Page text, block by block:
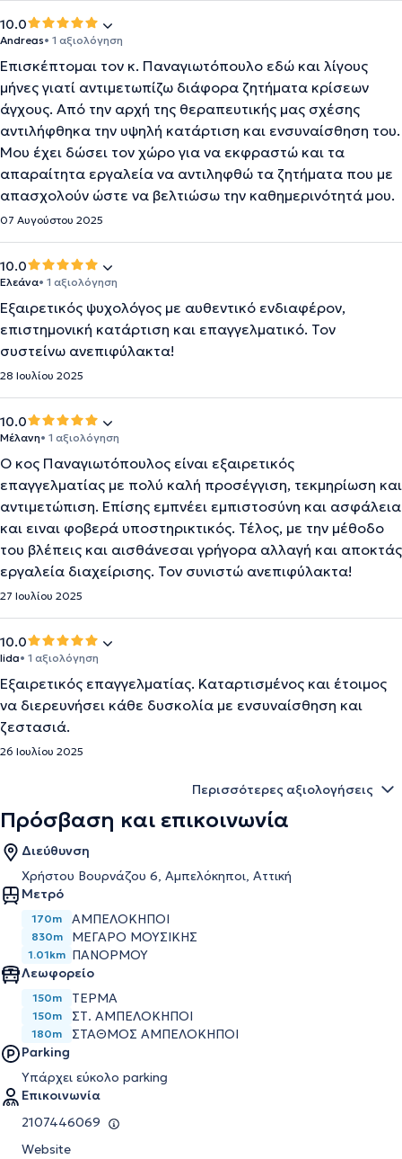
10.0
Andreas• 1 αξιολόγηση
Επισκέπτομαι τον κ. Παναγιωτόπουλο εδώ και λίγους
μήνες γιατί αντιμετωπίζω διάφορα ζητήματα κρίσεων
άγχους. Από την αρχή της θεραπευτικής μας σχέσης
αντιλήφθηκα την υψηλή κατάρτιση και ενσυναίσθηση του.
Μου έχει δώσει τον χώρο για να εκφραστώ και τα
απαραίτητα εργαλεία να αντιληφθώ τα ζητήματα που με
απασχολούν ώστε να βελτιώσω την καθημερινότητά μου.
07 Αυγούστου 2025
10.0
Ελεάνα• 1 αξιολόγηση
Εξαιρετικός ψυχολόγος με αυθεντικό ενδιαφέρον,
επιστημονική κατάρτιση και επαγγελματικό. Τον
συστείνω ανεπιφύλακτα!
28 Ιουλίου 2025
10.0
Μέλανη• 1 αξιολόγηση
Ο κος Παναγιωτόπουλος είναι εξαιρετικός
επαγγελματίας με πολύ καλή προσέγγιση, τεκμηρίωση και
αντιμετώπιση. Επίσης εμπνέει εμπιστοσύνη και ασφάλεια
και ειναι φοβερά υποστηρικτικός. Τέλος, με την μέθοδο
του βλέπεις και αισθάνεσαι γρήγορα αλλαγή και αποκτάς
εργαλεία διαχείρισης. Τον συνιστώ ανεπιφύλακτα!
27 Ιουλίου 2025
10.0
lida• 1 αξιολόγηση
Εξαιρετικός επαγγελματίας. Καταρτισμένος και έτοιμος
να διερευνήσει κάθε δυσκολία με ενσυναίσθηση και
ζεστασιά.
26 Ιουλίου 2025
Περισσότερες αξιολογήσεις
Πρόσβαση και επικοινωνία
Διεύθυνση
Χρήστου Βουρνάζου 6, Αμπελόκηποι, Αττική
Μετρό
170m ΑΜΠΕΛΌΚΗΠΟΙ
830m ΜΈΓΑΡΟ ΜΟΥΣΙΚΉΣ
1.01km ΠΑΝΌΡΜΟΥ
Λεωφορείο
150m ΤΕΡΜΑ
150m ΣΤ. ΑΜΠΕΛΟΚΗΠΟΙ
180m
ΣΤΑΘΜΟΣ ΑΜΠΕΛΟΚΗΠΟΙ
Parking
Υπάρχει εύκολο parking
Επικοινωνία
2107446069
Website